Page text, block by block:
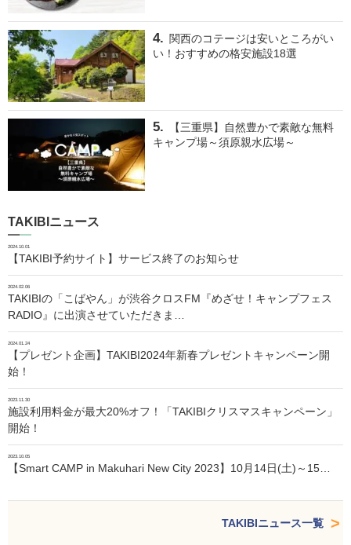
関西のコテージは安いところがい
い！おすすめの格安施設18選
【三重県】自然豊かで素敵な無料
キャンプ場～須原親水広場～
TAKIBIニュース
2024.10.01
【TAKIBI予約サイト】サービス終了のお知らせ
2024.02.06
TAKIBIの「こばやん」が渋谷クロスFM『めざせ！キャンプフェス
RADIO』に出演させていただきま…
2024.01.24
【プレゼント企画】TAKIBI2024年新春プレゼントキャンペーン開
始！
2023.11.30
施設利用料金が最大20%オフ！「TAKIBIクリスマスキャンペーン」
開始！
2023.10.05
【Smart CAMP in Makuhari New City 2023】10月14日(土)～15…
TAKIBIニュース一覧